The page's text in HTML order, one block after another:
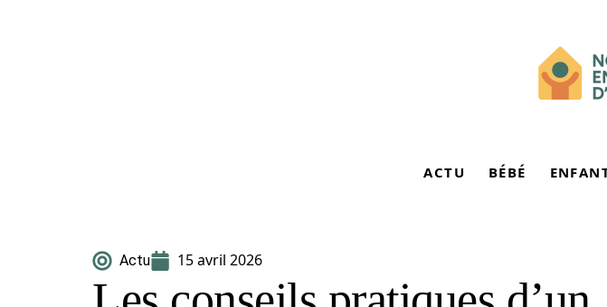
ACTU BÉBÉ
Actu 15 avril 2026